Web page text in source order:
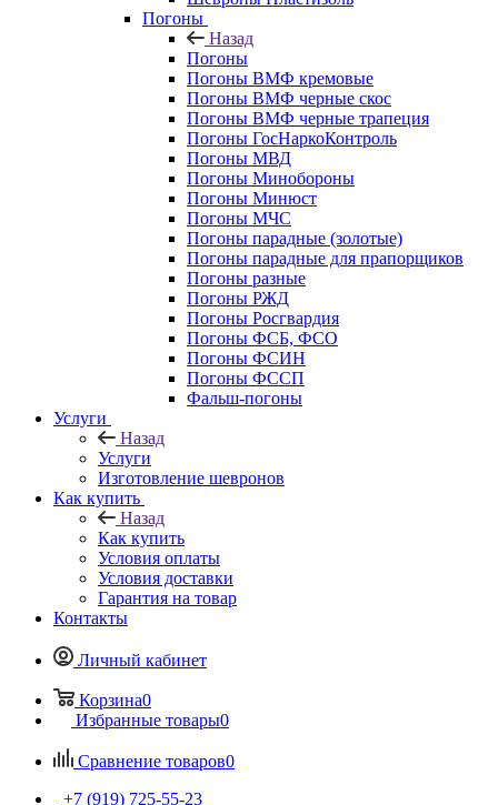
Погоны
Назад
Погоны
Погоны ВМФ кремовые
Погоны ВМФ черные скос
Погоны ВМФ черные трапеция
Погоны ГосНаркоКонтроль
Погоны МВД
Погоны Минобороны
Погоны Минюст
Погоны МЧС
Погоны парадные (золотые)
Погоны парадные для прапорщиков
Погоны разные
Погоны РЖД
Погоны Росгвардия
Погоны ФСБ, ФСО
Погоны ФСИН
Погоны ФССП
Фальш-погоны
Услуги
Назад
Услуги
Изготовление шевронов
Как купить
Назад
Как купить
Условия оплаты
Условия доставки
Гарантия на товар
Контакты
Личный кабинет
Корзина0
Избранные товары0
Сравнение товаров0
+7 (919) 725-55-23